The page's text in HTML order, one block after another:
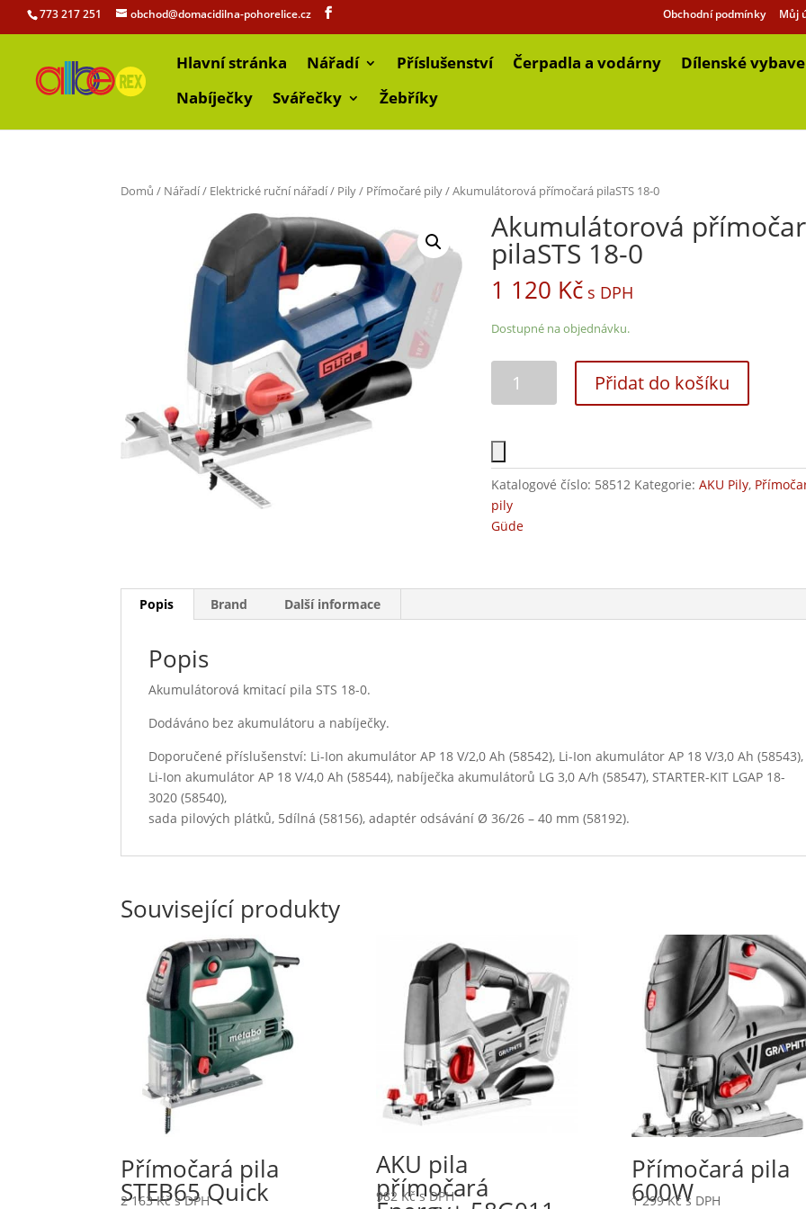
773 217 251 obchod@domacidilna-pohorelice.cz Obchodní podmínky Můj
Hlavní stránka Nářadí Příslušenství Čerpadla a vodárny
Dílenské
Nabíječky
Svářečky Žebříky
Domů / Nářadí/ Elektrické ruční nářadí/ Pily/ Přímočaré pily/ Akumulátorová přímočará pilaSTS 18-0
Akumulátorová
pilaSTS 18-0
1 120 Kč s DPH
Dostupné na objednávku.
Přidat do košíku
Katalogové číslo: 58512 Kategorie:AKU Pily,
pily
Güde
Popis Brand Další informace
Popis
Akumulátorová kmitací pila STS 18-0.
Dodáváno bez akumulátoru a nabíječky.
Doporučené příslušenství: Li-Ion akumulátor AP 18 V/2,0 Ah (58542), Li-Ion akumulátor AP 18 V/3,0 Ah (58543),
Li-Ion akumulátor AP 18 V/4,0 Ah (58544), nabíječka akumulátorů LG 3,0 A/h (58547), STARTER-KIT LGAP 18-
3020 (58540),
sada pilových plátků, 5dílná (58156), adaptér odsávání Ø 36/26 – 40 mm (58192).
Související produkty
Přímočará pila
STEB65 Quick
2 163Kč s DPH
AKU pila
přímočará
982 Kč s DPH
Přímočará pila
600W
1 299Kč s DPH